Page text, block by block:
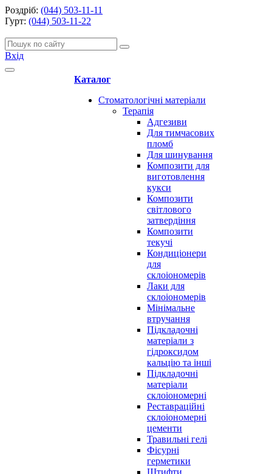
Роздріб: (044) 503-11-11
Гурт: (044) 503-11-22
Вхід
Каталог
Стоматологічні матеріали
Терапія
Адгезиви
Для тимчасових
пломб
Для шинування
Композити для
виготовлення
кукси
Композити
світлового
затвердіння
Композити
текучі
Кондиціонери
для
склоіономерів
Лаки для
склоіономерів
Мінімальне
втручання
Підкладочні
матеріали з
гідроксидом
кальцію та інші
Підкладочні
матеріали
склоіономерні
Реставраційні
склоіономерні
цементи
Травильні гелі
Фісурні
герметики
Штифти